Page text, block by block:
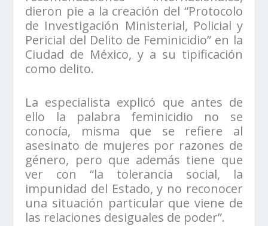
dieron pie a la creación del “Protocolo
de Investigación Ministerial, Policial y
Pericial del Delito de Feminicidio” en la
Ciudad de México, y a su tipificación
como delito.
La especialista explicó que antes de
ello la palabra feminicidio no se
conocía, misma que se refiere al
asesinato de mujeres por razones de
género, pero que además tiene que
ver con “la tolerancia social, la
impunidad del Estado, y no reconocer
una situación particular que viene de
las relaciones desiguales de poder”.